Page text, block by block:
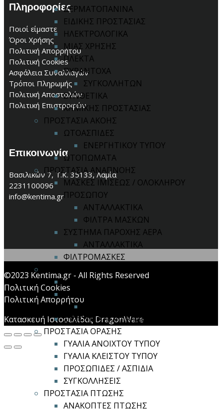
ΔΕΡΜΑΤΟΠΑΝΙΝΑ
ΕΙΔΙΚΗΣ ΠΡΟΣΤΑΣΙΑΣ
ΗΛΕΚΤΡΟΛΟΓΙΚΑ
ΜΙΑΣ ΧΡΗΣΗΣ
ΠΛΕΚΤΑ
ΠΥΡΑΝΤΟΧΑ
ΣΥΓΚΟΛΛΗΤΩΝ
ΣΥΝΘΕΤΙΚΑ
ΧΗΜΙΚΗΣ ΠΡΟΣΤΑΣΙΑΣ
ΠΡΟΣΤΑΣΙΑ ΑΚΟΗΣ
ΩΤΟΑΣΠΙΔΕΣ
ΕΝΕΡΓΗΤΙΚΟΥ ΤΥΠΟΥ
ΩΤΟΠΩΜΑΤΑ
ΠΡΟΣΤΑΣΙΑ ΑΝΑΠΝΟΗΣ
ΜΑΣΚΕΣ ΙΜΙΣΕΩΣ / ΟΛΟΚΛΗΡΟΥ
ΠΡΟΣΩΠΟΥ
ΑΝΤΑΛΛΑΚΤΙΚΑ
ΦΙΛΤΡΑ ΜΑΣΚΩΝ
ΣΥΣΤΗΜΑ ΠΑΡΟΧΗΣ ΑΕΡΑ
ΑΝΤΑΛΛΑΚΤΙΚΑ
ΦΙΛΤΡΟΜΑΣΚΕΣ
ΠΡΟΣΤΑΣΙΑ ΚΕΦΑΛΗΣ
ΚΑΠΕΛΑ ΑΣΦΑΛΕΙΑΣ
ΚΡΑΝΗ ΑΣΦΑΛΕΙΑΣ
ΣΥΣΤΗΜΑ ΠΟΛΛΑΠΛΗΣ ΠΡΟΣΤΑΣΙΑΣ
ΠΡΟΣΤΑΣΙΑ ΟΡΑΣΗΣ
ΓΥΑΛΙΑ ΑΝΟΙΧΤΟΥ ΤΥΠΟΥ
ΓΥΑΛΙΑ ΚΛΕΙΣΤΟΥ ΤΥΠΟΥ
ΠΡΟΣΩΠΙΔΕΣ / ΑΣΠΙΔΙΑ
ΣΥΓΚΟΛΛΗΣΕΙΣ
ΠΡΟΣΤΑΣΙΑ ΠΤΩΣΗΣ
ΑΝΑΚΟΠΤΕΣ ΠΤΩΣΗΣ
Πληροφορίες
Ποιοί είμαστε
Όροι Χρήσης
Πολιτική Απορρήτου
Πολιτική Cookies
Ασφάλεια Συναλλαγών
Τρόποι Πληρωμής
Πολιτική Αποστολών
Πολιτική Επιστροφών
Επικοινωνία
Βασιλικών 7, Τ.Κ. 35133, Λαμία
2231100096
info@kentima.gr
©2023 Kentima.gr - All Rights Reserved
Πολιτική Cookies
Πολιτική Απορρήτου
Κατασκευή Ιστοσελίδας DragonWare